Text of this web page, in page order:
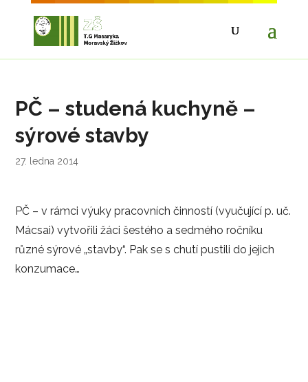
PČ – studená kuchyně –
sýrové stavby
27. ledna 2014
PČ – v rámci výuky pracovních činností (vyučující p. uč.
Mácsai) vytvořili žáci šestého a sedmého ročníku
různé sýrové „stavby“. Pak se s chutí pustili do jejich
konzumace…